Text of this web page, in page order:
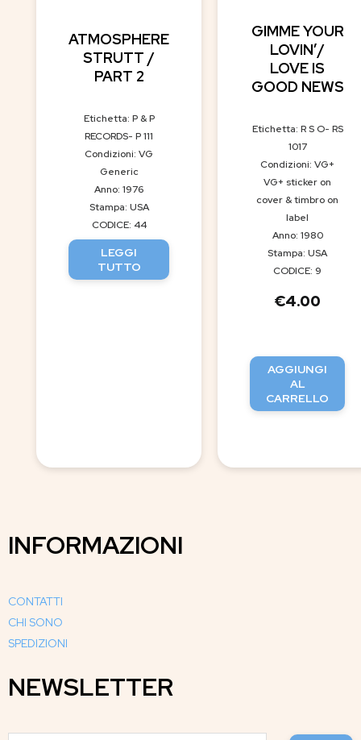
ATMOSPHERE
STRUTT /
PART 2
Etichetta: P & P
RECORDS- P 111
Condizioni: VG
Generic
Anno: 1976
Stampa: USA
CODICE: 44
LEGGI
TUTTO
GIMME YOUR
LOVIN’/
LOVE IS
GOOD NEWS
Etichetta: R S O- RS
1017
Condizioni: VG+
VG+ sticker on
cover & timbro on
label
Anno: 1980
Stampa: USA
CODICE: 9
€4.00
AGGIUNGI
AL
CARRELLO
INFORMAZIONI
CONTATTI
CHI SONO
SPEDIZIONI
NEWSLETTER